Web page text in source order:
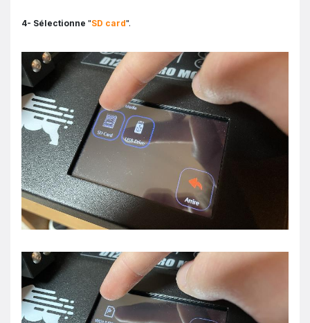
4- Sélectionne "SD card".